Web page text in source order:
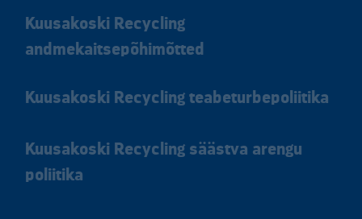
Kuusakoski Recycling
andmekaitsepõhimõtted
Kuusakoski Recycling teabeturbepoliitika
Kuusakoski Recycling säästva arengu
poliitika